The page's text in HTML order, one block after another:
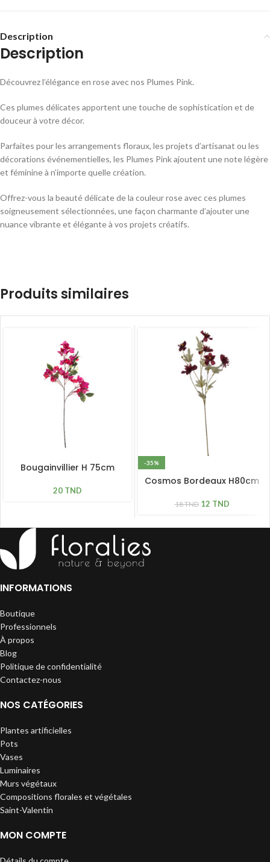
Description
Description
Découvrez l’élégance en rose avec nos Plumes Pink.
Ces plumes délicates apportent une touche de sophistication et de
douceur à votre décor.
Parfaites pour les arrangements floraux, les projets d’artisanat ou les
décorations événementielles, les Plumes Pink ajoutent une note légère
et féminine à n’importe quelle création.
Offrez-vous la beauté délicate de la couleur rose avec ces plumes
soigneusement sélectionnées, une façon charmante d’ajouter une
nuance vibrante et élégante à vos projets créatifs.
Produits similaires
Bougainvillier H 75cm
20 TND
-35%
Cosmos Bordeaux H80cm
18TND 12 TND
INFORMATIONS
Boutique
Professionnels
À propos
Blog
Politique de confidentialité
Contactez-nous
NOS CATÉGORIES
Plantes artificielles
Pots
Vases
Luminaires
Murs végétaux
Compositions florales et végétales
Saint-Valentin
MON COMPTE